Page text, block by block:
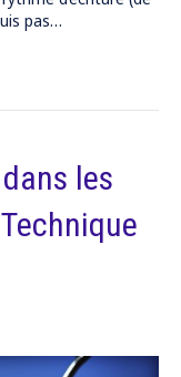
pas…
les